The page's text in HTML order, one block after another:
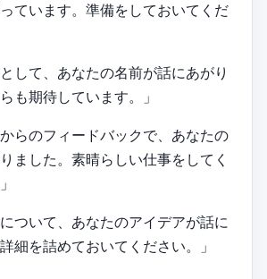
ています。準備をしておいてくだ
して、あなたの名前が話にあがり
も期待しています。」
からのフィードバックで、あなたの
ました。素晴らしい仕事をしてく
ついて、あなたのアイデアが話に
細を詰めておいてください。」